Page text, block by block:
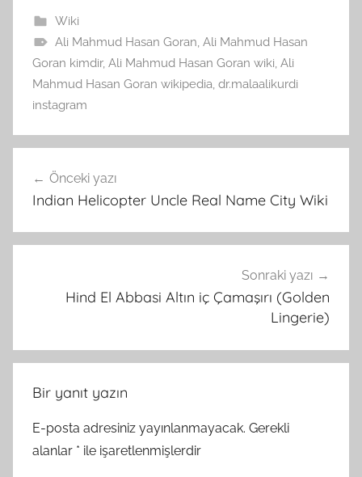
Wiki
Ali Mahmud Hasan Goran Ali Mahmud Hasan
Goran kimdir, Ali Mahmud Hasan Goran wiki Ali
Mahmud Hasan Goran wikipedia dr.malaalikurdi
instagram
gezinmesi
Önceki yazı
Indian Helicopter Uncle Real Name City Wiki
Sonraki yazı
Hind El Abbasi Altın iç Çamaşırı (Golden
Lingerie)
Bir yanıt yazın
E-posta adresiniz yayınlanmayacak. Gerekli
alanlar * ile işaretlenmişlerdir